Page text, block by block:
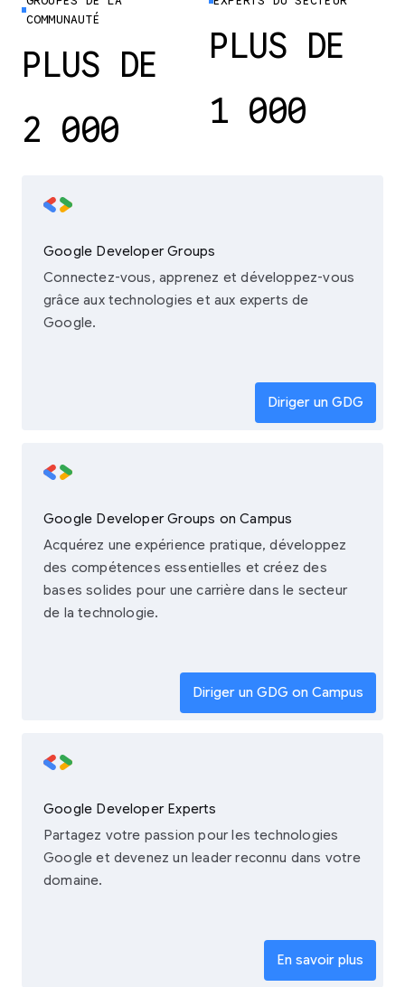
COMMUNAUTÉ
PLUS DE
2 000
PLUS DE
1 000
Google Developer Groups
Connectez-vous, apprenez et développez-vous
grâce aux technologies et aux experts de
Google.
Diriger un GDG
Google Developer Groups on Campus
Acquérez une expérience pratique, développez
des compétences essentielles et créez des
bases solides pour une carrière dans le secteur
de la technologie.
Diriger un GDG on Campus
Google Developer Experts
Partagez votre passion pour les technologies
Google et devenez un leader reconnu dans votre
domaine.
En savoir plus